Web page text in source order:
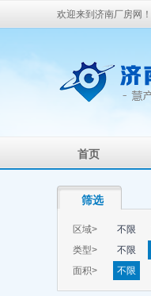
欢迎来到济南厂房网！
首页
筛选
区域> 不限
类型>
不限
面积>
不限